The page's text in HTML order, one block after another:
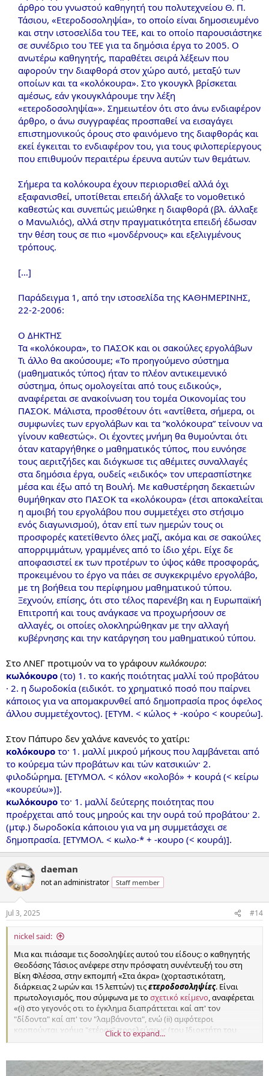
άρθρο του γνωστού καθηγητή του πολυτεχνείου Θ. Π.
Τάσιου, «Ετεροδοσοληψία», το οποίο είναι δημοσιευμένο
και στην ιστοσελίδα του ΤΕΕ, και το οποίο παρουσιάστηκε
σε συνέδριο του ΤΕΕ για τα δημόσια έργα το 2005. Ο
ανωτέρω καθηγητής, παραθέτει σειρά λέξεων που
αφορούν την διαφθορά στον χώρο αυτό, μεταξύ των
οποίων και τα «κολόκουρα». Στο γκουγκλ βρίσκεται
αμέσως, εάν γκουγκλάρουμε την λέξη
«ετεροδοσοληψία»». Σημειωτέον ότι στο άνω ενδιαφέρον
άρθρο, ο άνω συγγραφέας προσπαθεί να εισαγάγει
επιστημονικούς όρους στο φαινόμενο της διαφθοράς και
εκεί έγκειται το ενδιαφέρον του, για τους φιλοπερίεργους
που επιθυμούν περαιτέρω έρευνα αυτών των θεμάτων.
Σήμερα τα κολόκουρα έχουν περιορισθεί αλλά όχι
εξαφανισθεί, υποτίθεται επειδή άλλαξε το νομοθετικό
καθεστώς και συνεπώς μειώθηκε η διαφθορά (βλ. άλλαξε
ο Μανωλιός), αλλά στην πραγματικότητα επειδή έδωσαν
την θέση τους σε πιο «μονδέρνους» και εξελιγμένους
τρόπους.
[…]
Παράδειγμα 1, από την ιστοσελίδα της ΚΑΘΗΜΕΡΙΝΗΣ,
22-2-2006:
O ΔHKTHΣ
Τα «κολόκουρα», το ΠAΣOK και οι σακούλες εργολάβων
Τι άλλο θα ακούσουμε; «Το προηγούμενο σύστημα
(μαθηματικός τύπος) ήταν το πλέον αντικειμενικό
σύστημα, όπως ομολογείται από τους ειδικούς»,
αναφέρεται σε ανακοίνωση του τομέα Οικονομίας του
ΠAΣOK. Μάλιστα, προσθέτουν ότι «αντίθετα, σήμερα, οι
συμφωνίες των εργολάβων και τα “κολόκουρα” τείνουν να
γίνουν καθεστώς». Οι έχοντες μνήμη θα θυμούνται ότι
όταν καταργήθηκε ο μαθηματικός τύπος, που ευνόησε
τους αεριτζήδες και διόγκωσε τις αθέμιτες συναλλαγές
στα δημόσια έργα, ουδείς «ειδικός» τον υπερασπίστηκε
μέσα και έξω από τη Βουλή. Με καθυστέρηση δεκαετιών
θυμήθηκαν στο ΠAΣOK τα «κολόκουρα» (έτσι αποκαλείται
η αμοιβή του εργολάβου που συμμετέχει στο στήσιμο
ενός διαγωνισμού), όταν επί των ημερών τους οι
προσφορές κατετίθεντο όλες μαζί, ακόμα και σε σακούλες
απορριμμάτων, γραμμένες από το ίδιο χέρι. Είχε δε
αποφασιστεί εκ των προτέρων το ύψος κάθε προσφοράς,
προκειμένου το έργο να πάει σε συγκεκριμένο εργολάβο,
με τη βοήθεια του περίφημου μαθηματικού τύπου.
Ξεχνούν, επίσης, ότι στο τέλος παρενέβη και η Ευρωπαϊκή
Επιτροπή και τους ανάγκασε να προχωρήσουν σε
αλλαγές, οι οποίες ολοκληρώθηκαν με την αλλαγή
κυβέρνησης και την κατάργηση του μαθηματικού τύπου.
Στο ΛΝΕΓ προτιμούν να το γράφουν κωλόκουρο:
κωλόκουρο (το) 1. το κακής ποιότητας μαλλί τού προβάτου
· 2. η δωροδοκία (ειδικότ. το χρηματικό ποσό που παίρνει
κάποιος για να απομακρυνθεί από δημοπρασία προς όφελος
άλλου συμμετέχοντος). [ΕΤΥΜ. < κώλος + -κούρο < κουρεύω].
Στον Πάπυρο δεν χαλάνε κανενός το χατίρι:
κολόκουρο το· 1. μαλλί μικρού μήκους που λαμβάνεται από
το κούρεμα τών προβάτων και τών κατσικιών· 2.
φιλοδώρημα. [ΕΤΥΜΟΛ. < κόλον «κολοβό» + κουρά (< κείρω
«κουρεύω»)].
κωλόκουρο το· 1. μαλλί δεύτερης ποιότητας που
προέρχεται από τους μηρούς και την ουρά τού προβάτου· 2.
(μτφ.) δωροδοκία κάποιου για να μη συμμετάσχει σε
δημοπρασία. [ΕΤΥΜΟΛ. < κωλο-* + -κουρο (< κουρά)].
daeman
not an administrator Staff member
Jul 3, 2025 #14
nickel said:
Μια και πιάσαμε τις δοσοληψίες αυτού του είδους: ο καθηγητής
Θεοδόσης Τάσιος ανέφερε στην πρόσφατη συνέντευξή του στη
Βίκη Φλέσσα, στην εκπομπή «Στα άκρα» (χορταστικότατη,
διάρκειας 2 ωρών και 15 λεπτών) τιςετεροδοσοληψίες. Είναι
πρωτολογισμός, που σύμφωνα με τοσχετικό κείμενο, αναφέρεται
«(i) στο γεγονός οτι το έγκλημα διαπράττεται καί απ' τον
"δίδοντα" καί απ' τον "λαμβάνοντα", ενώ (ii) αμφότεροι
καρπούνται χρήμα "ετέρας" προελεύσεως (του Ιδιοκτήτη του
Έργου δηλαδή)». Υπάρχει στην αρχή και αναφορά στον
Click to expand...